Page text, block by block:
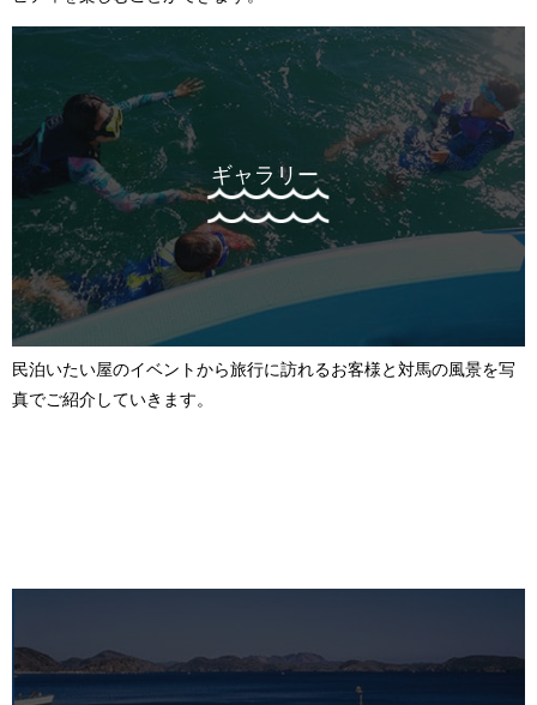
ギャラリー
民泊いたい屋のイベントから旅行に訪れるお客様と対馬の風景を写
真でご紹介していきます。